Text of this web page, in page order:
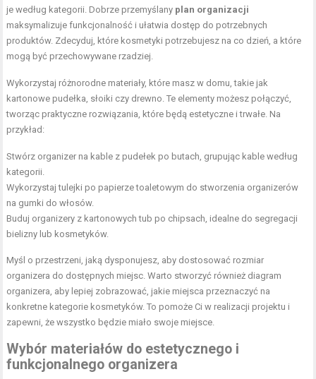
je według kategorii. Dobrze przemyślany plan organizacji
maksymalizuje funkcjonalność i ułatwia dostęp do potrzebnych
produktów. Zdecyduj, które kosmetyki potrzebujesz na co dzień, a które
mogą być przechowywane rzadziej.
Wykorzystaj różnorodne materiały, które masz w domu, takie jak
kartonowe pudełka, słoiki czy drewno. Te elementy możesz połączyć,
tworząc praktyczne rozwiązania, które będą estetyczne i trwałe. Na
przykład:
Stwórz organizer na kable z pudełek po butach, grupując kable według
kategorii.
Wykorzystaj tulejki po papierze toaletowym do stworzenia organizerów
na gumki do włosów.
Buduj organizery z kartonowych tub po chipsach, idealne do segregacji
bielizny lub kosmetyków.
Myśl o przestrzeni, jaką dysponujesz, aby dostosować rozmiar
organizera do dostępnych miejsc. Warto stworzyć również diagram
organizera, aby lepiej zobrazować, jakie miejsca przeznaczyć na
konkretne kategorie kosmetyków. To pomoże Ci w realizacji projektu i
zapewni, że wszystko będzie miało swoje miejsce.
Wybór materiałów do estetycznego i
funkcjonalnego organizera